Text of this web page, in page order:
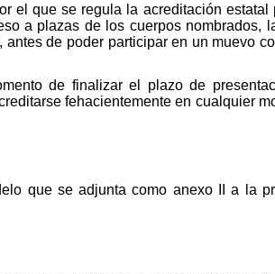
el que se regula la acreditación estatal
a plazas de los cuerpos nombrados,
de poder participar en un muevo
de finalizar el plazo de
fehacientemente en cualquier
que se adjunta como anexo II a la